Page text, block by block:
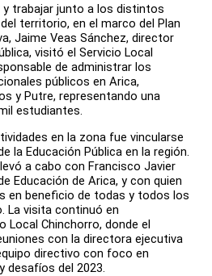
trabajar junto a los distintos
territorio, en el marco del Plan
Jaime Veas Sánchez, director
visitó el Servicio Local
de administrar los
públicos en Arica,
y Putre, representando una
mil estudiantes.
en la zona fue vincularse
la Educación Pública en la región.
a cabo con Francisco Javier
Educación de Arica, y con quien
en beneficio de todas y todos los
La visita continuó en
Local Chinchorro, donde el
con la directora ejecutiva
directivo con foco en
desafíos del 2023.